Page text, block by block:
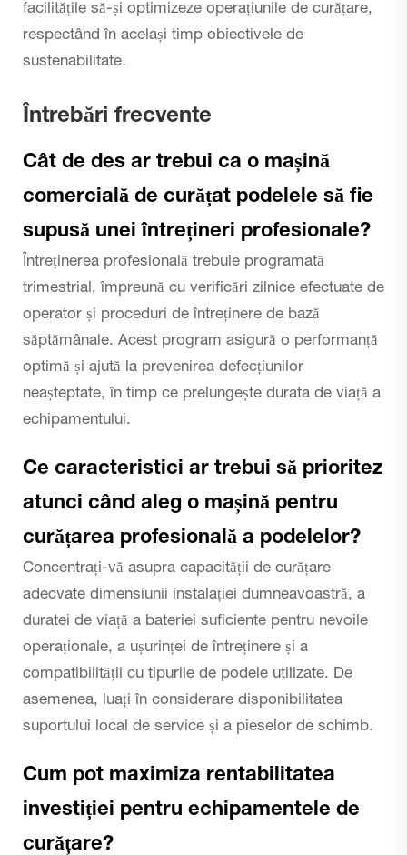
facilitățile să-și optimizeze operațiunile de curățare,
respectând în același timp obiectivele de
sustenabilitate.
Întrebări frecvente
Cât de des ar trebui ca o mașină
comercială de curățat podelele să fie
supusă unei întrețineri profesionale?
Întreținerea profesională trebuie programată
trimestrial, împreună cu verificări zilnice efectuate de
operator și proceduri de întreținere de bază
săptămânale. Acest program asigură o performanță
optimă și ajută la prevenirea defecțiunilor
neașteptate, în timp ce prelungește durata de viață a
echipamentului.
Ce caracteristici ar trebui să prioritez
atunci când aleg o mașină pentru
curățarea profesională a podelelor?
Concentrați-vă asupra capacității de curățare
adecvate dimensiunii instalației dumneavoastră, a
duratei de viață a bateriei suficiente pentru nevoile
operaționale, a ușurinței de întreținere și a
compatibilității cu tipurile de podele utilizate. De
asemenea, luați în considerare disponibilitatea
suportului local de service și a pieselor de schimb.
Cum pot maximiza rentabilitatea
investiției pentru echipamentele de
curățare?